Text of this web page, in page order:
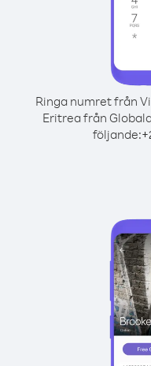
Ringa numret från
Eritrea från
följande:+